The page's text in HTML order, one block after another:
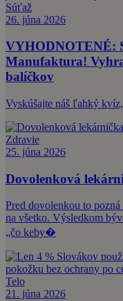
Súťaž
26. júna 2026
VYHODNOTENÉ:
Manufaktura!
balíčkov
Vyskúšajte náš ľahký
Zdravie
25. júna 2026
Dovolenková
Pred dovolenkou to
na všetko. Výsledkom
„čo keby�
Telo
21. júna 2026